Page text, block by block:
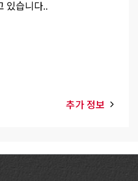
있습니다..
추가 정보